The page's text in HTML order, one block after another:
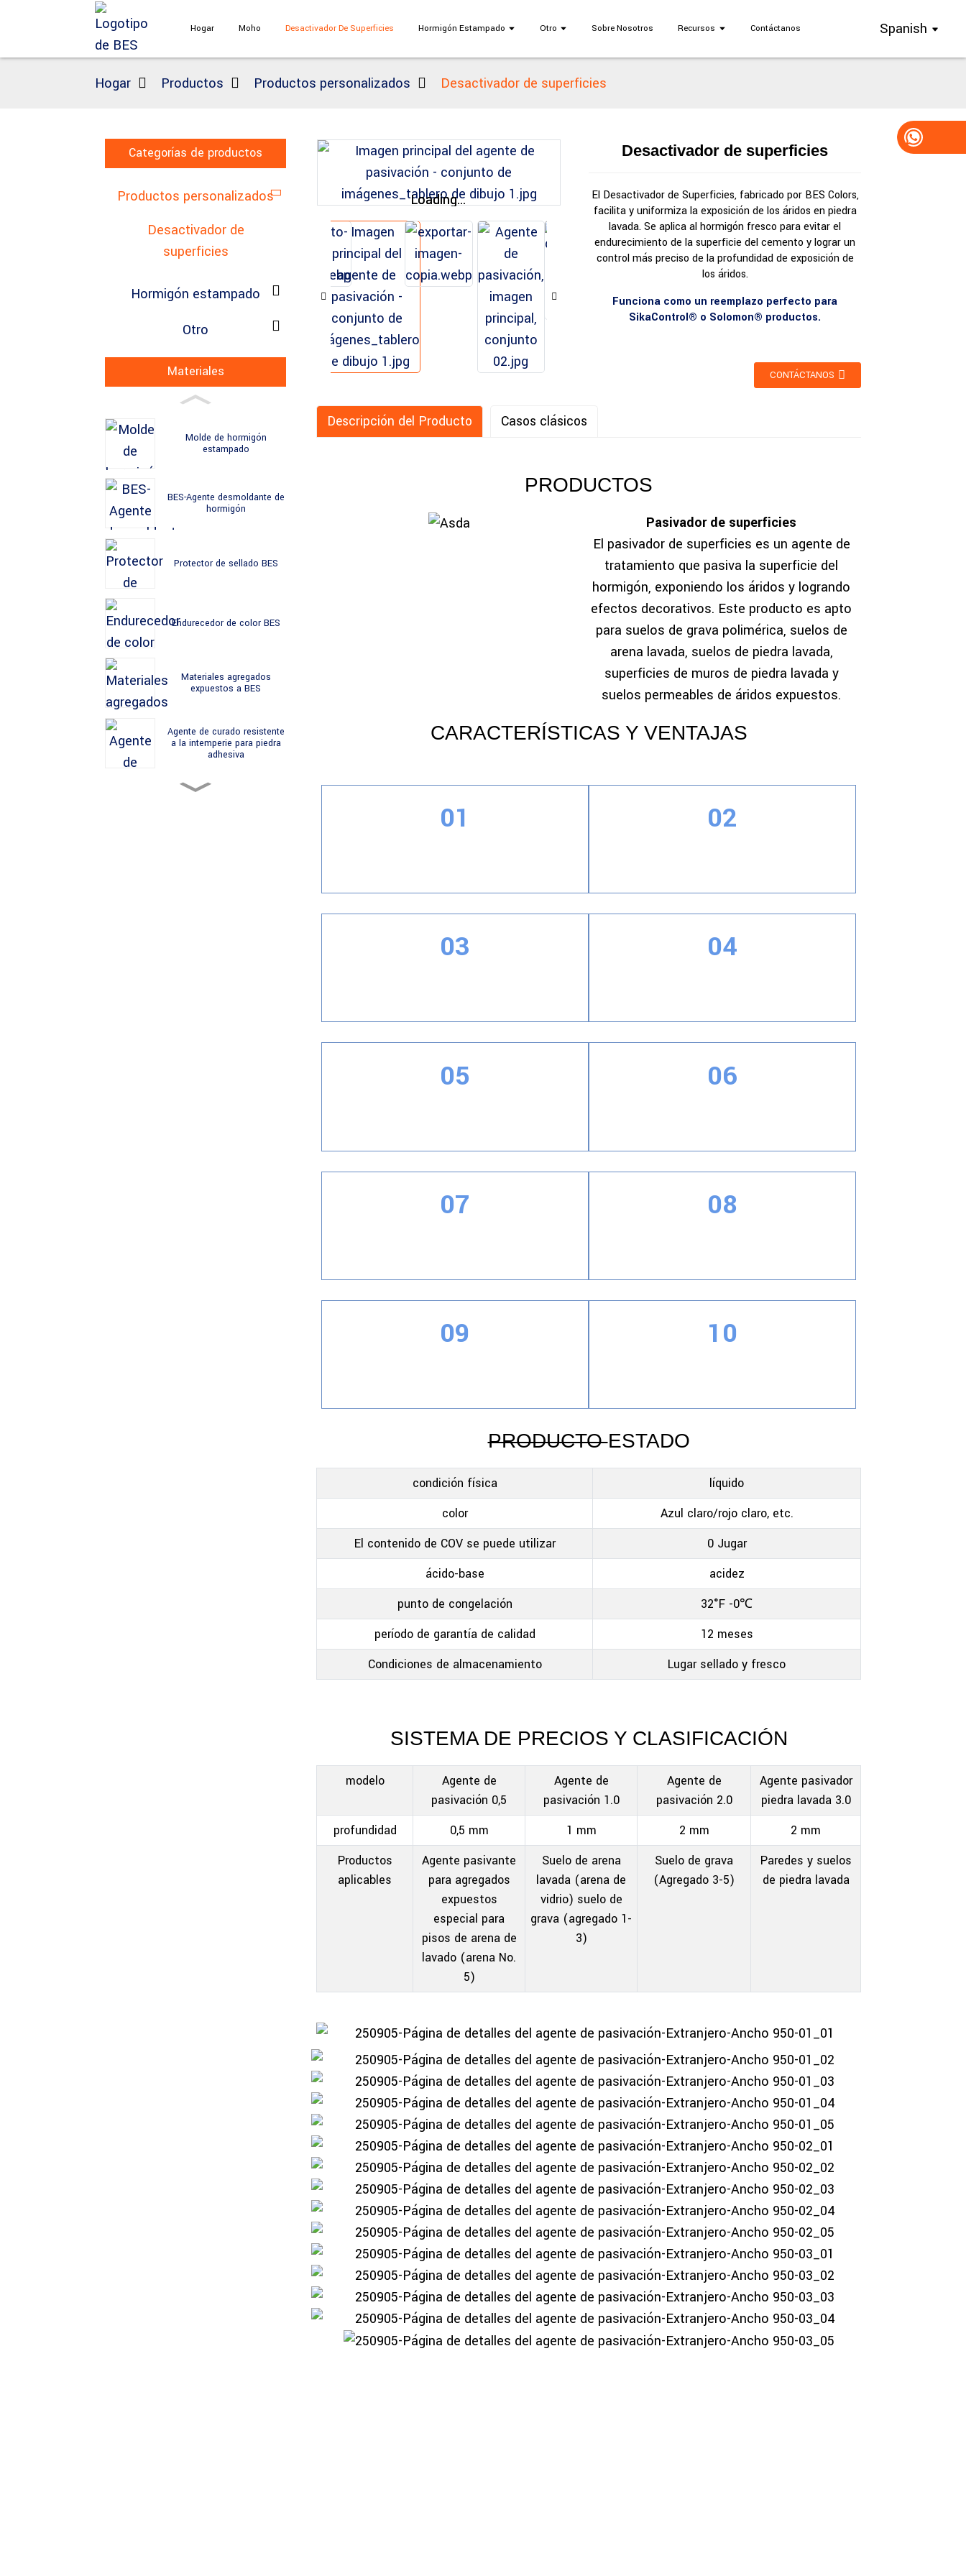
Hogar Moho Desactivador De Superficies Hormigón Estampado Otro Sobre Nosotros Recursos Contáctanos Spanish
Hogar Productos Productos personalizados Desactivador de superficies
Categorías de productos
Productos personalizados
Desactivador de
superficies
Hormigón estampado
Otro
Materiales
Molde de hormigón
estampado
BES-Agente desmoldante de
hormigón
Protector de sellado BES
Endurecedor de color BES
Materiales agregados
expuestos a BES
Agente de curado resistente
a la intemperie para piedra
adhesiva
Loading...
Loading...
Loading...
Loading...
Desactivador de superficies
El Desactivador de Superficies, fabricado por BES Colors,
facilita y uniformiza la exposición de los áridos en piedra
lavada. Se aplica al hormigón fresco para evitar el
endurecimiento de la superficie del cemento y lograr un
control más preciso de la profundidad de exposición de
los áridos.
Funciona como un reemplazo perfecto para
SikaControl® o Solomon® productos.
CONTÁCTANOS
Descripción del Producto Casos clásicos
PRODUCTOS
Pasivador de superficies
El pasivador de superficies es un agente de
tratamiento que pasiva la superficie del
hormigón, exponiendo los áridos y logrando
efectos decorativos. Este producto es apto
para suelos de grava polimérica, suelos de
arena lavada, suelos de piedra lavada,
superficies de muros de piedra lavada y
suelos permeables de áridos expuestos.
CARACTERÍSTICAS Y VENTAJAS
01 02
03 04
05 06
07 08
09 10
PRODUCTOESTADO
condición física
líquido
color
Azul claro/rojo claro, etc.
El contenido de COV se puede utilizar
0 Jugar
ácido-base
acidez
punto de congelación
32°F -0℃
período de garantía de calidad
12 meses
Condiciones de almacenamiento
Lugar sellado y fresco
SISTEMA DE PRECIOS Y CLASIFICACIÓN
modelo
Agente de
pasivación 0,5
Agente de
pasivación 1.0
Agente de
pasivación 2.0
Agente pasivador
piedra lavada 3.0
profundidad
0,5 mm 1 mm 2 mm
2 mm
Productos
aplicables
Agente pasivante
para agregados
expuestos
especial para
pisos de arena de
lavado (arena No.
5)
Suelo de arena
lavada (arena de
vidrio) suelo de
grava (agregado 1-
3)
Suelo de grava
(Agregado 3-5)
Paredes y suelos
de piedra lavada